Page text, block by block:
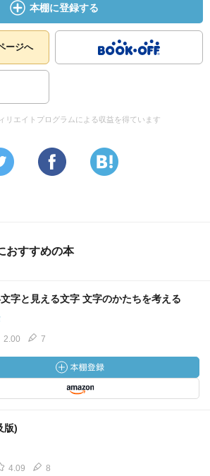
本棚に登録する
ージへ
リエイトプログラムによる収益を得ています
おすすめの本
字と見える文字 文字のかたちを考える
2.00 7
版)
4.09 8